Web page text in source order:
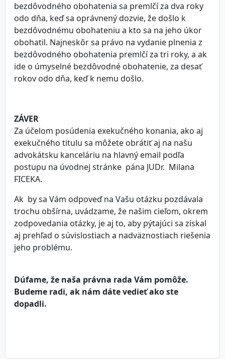
bezdôvodného obohatenia sa premlčí za dva roky
odo dňa, keď sa oprávnený dozvie, že došlo k
bezdôvodnému obohateniu a kto sa na jeho úkor
obohatil. Najneskôr sa právo na vydanie plnenia z
bezdôvodného obohatenia premlčí za tri roky, a ak
ide o úmyselné bezdôvodné obohatenie, za desať
rokov odo dňa, keď k nemu došlo.
ZÁVER
Za účelom posúdenia exekučného konania, ako aj
exekučného titulu sa môžete obrátiť aj na našu
advokátsku kanceláriu na hlavný email podľa
postupu na úvodnej stránke pána JUDr. Milana
FICEKA.
Ak by sa Vám odpoveď na Vašu otázku pozdávala
trochu obšírna, uvádzame, že našim cieľom, okrem
zodpovedania otázky, je aj to, aby pýtajúci sa získal
aj prehľad o súvislostiach a nadväznostiach riešenia
jeho problému.
Dúfame, že naša právna rada Vám pomôže.
Budeme radi, ak nám dáte vedieť ako ste
dopadli.